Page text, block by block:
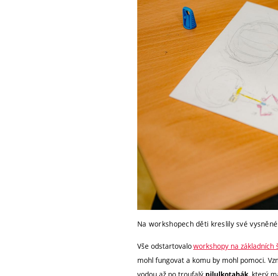
Na workshopech děti kreslily své
Vše odstartovaloworkshopy na základních
mohl fungovat a komu by mohl pomoci.
vodou až po troufalý
, který